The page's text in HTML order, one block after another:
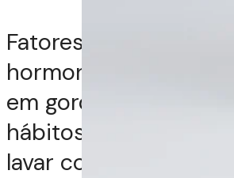
Fatores genéticos,
hormonal, estresse,
em gorduras e
hábitos inadequados
lavar com água